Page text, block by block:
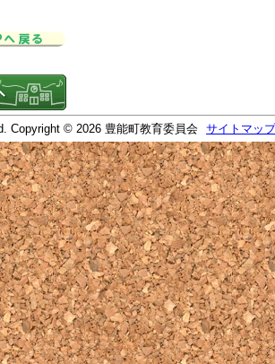
Copyright © 2026 豊能町教育委員会 サイトマップ